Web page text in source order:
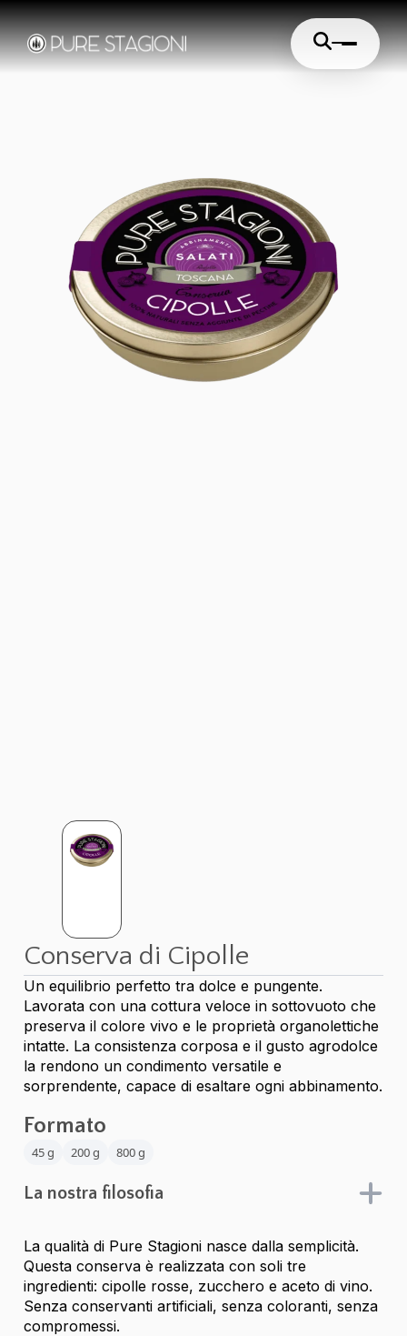
Cerca
Conserva di Cipolle
Un equilibrio perfetto tra dolce e pungente.
Lavorata con una cottura veloce in sottovuoto che
preserva il colore vivo e le proprietà organolettiche
intatte. La consistenza corposa e il gusto agrodolce
la rendono un condimento versatile e
sorprendente, capace di esaltare ogni abbinamento.
Formato
45 g 200 g 800 g
La nostra filosofia
La qualità di Pure Stagioni nasce dalla semplicità.
Questa conserva è realizzata con soli tre
ingredienti: cipolle rosse, zucchero e aceto di vino.
Senza conservanti artificiali, senza coloranti, senza
compromessi.